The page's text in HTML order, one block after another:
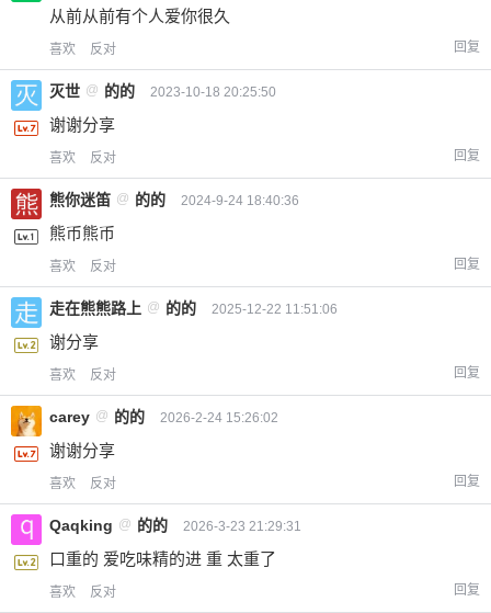
从前从前有个人爱你很久
喜欢 反对 回复
灭世 @ 的的 2023-10-18 20:25:50
谢谢分享
喜欢 反对 回复
熊你迷笛 @ 的的 2024-9-24 18:40:36
熊币熊币
喜欢 反对 回复
走在熊熊路上 @ 的的 2025-12-22 11:51:06
谢分享
喜欢 反对 回复
carey @ 的的 2026-2-24 15:26:02
谢谢分享
喜欢 反对 回复
Qaqking @ 的的 2026-3-23 21:29:31
口重的 爱吃味精的进 重 太重了
喜欢 反对 回复